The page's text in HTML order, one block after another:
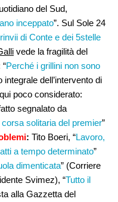
del Sud,
inceppato”. Sul Sole 24
di Conte e dei 5stelle
vede la fragilità del
Perché i grillini non sono
integrale dell’intervento di
poco considerato:
segnalato da
corsa solitaria del premier”
: Tito Boeri, “Lavoro,
a tempo determinato”
dimenticata” (Corriere
Svimez), “Tutto il
alla Gazzetta del